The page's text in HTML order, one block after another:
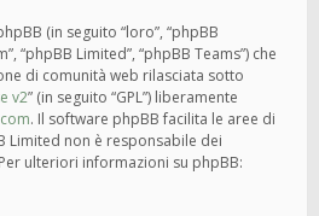
(in seguito “loro”, “phpBB
“phpBB Limited”, “phpBB Teams”) che
di comunità web rilasciata sotto
v2” (in seguito “GPL”) liberamente
. Il software phpBB facilita le aree di
Limited non è responsabile dei
ulteriori informazioni su phpBB: